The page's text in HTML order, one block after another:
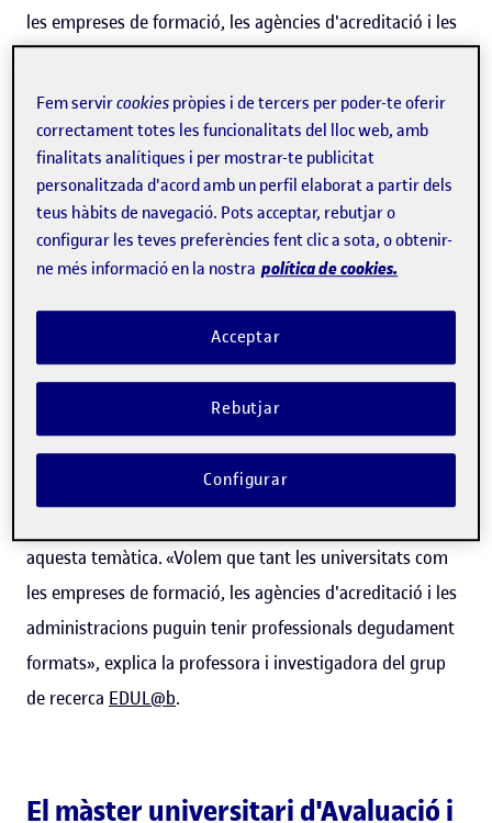
les empreses de formació, les agències d'acreditació i les
administracions puguin tenir professionals degudament
formats», explica la professora i investigadora del grup
de recercaEDUL@b
Nati Cabreraés doctora en Pedagogia i directora del
Avaluació i Gestió de la Qualitat en
l'Educació Superior, programa creat per la UOC i l'AQU
amb l'objectiu de formar professionals experts en la
qualitat dels sistemes d'ensenyament superior. Aquest
màster, que es començarà a impartir l'octubre vinent, és
aquesta temàtica. «Volem que tant les universitats com
les empreses de formació, les agències d'acreditació i les
administracions puguin tenir professionals degudament
formats», explica la professora i investigadora del grup
de recerca EDUL@b.
El màster universitari d'Avaluació i
Fem servircookies pròpies i de tercers per poder-te oferir
correctament totes les funcionalitats del lloc web, amb
finalitats analítiques i per mostrar-te publicitat
personalitzada d'acord amb un perfil elaborat a partir dels
teus hàbits de navegació. Pots acceptar, rebutjar o
configurar les teves preferències fent clic a sota, o obtenir-
ne més informació en la nostra política de cookies.
Rebutjar
Acceptar
Configurar